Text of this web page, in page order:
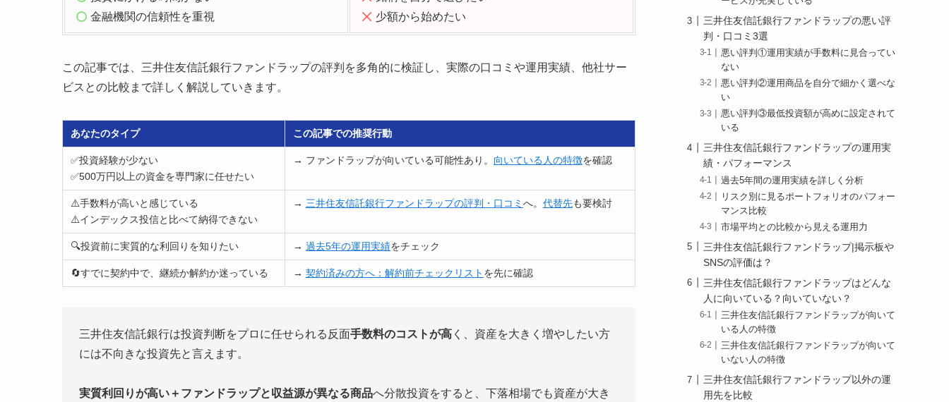
金融機関の信頼性を重視
少額から始めたい
この記事では、三井住友信託銀行ファンドラップの評判を多角的に検証し、実際の口コミや運用実績、他社サー
ビスとの比較まで詳しく解説していきます。
あなたのタイプ この記事での推奨行動
✅投資経験が少ない
✅500万円以上の資金を専門家に任せたい
→ ファンドラップが向いている可能性あり。 向いている人の特徴を確認
⚠️手数料が高いと感じている
⚠️インデックス投信と比べて納得できない
→ 三井住友信託銀行ファンドラップの評判・口コミ へ。 代替先も要検討
🔍投資前に実質的な利回りを知りたい → 過去5年の運用実績をチェック
🔄すでに契約中で、継続か解約か迷っている → 契約済みの方へ：解約前チェックリスト を先に確認
三井住友信託銀行は投資判断をプロに任せられる反面手数料のコストが高 く、資産を大きく増やしたい方
には不向きな投資先と言えます。
実質利回りが高い＋ファンドラップと収益源が異なる商品へ分散投資をすると、下落相場でも資産が大き
三井住友信託銀行ファンドラップの悪い評
判・口コミ3選
悪い評判①運用実績が手数料に見合ってい
ない
悪い評判②運用商品を自分で細かく選べな
い
悪い評判③最低投資額が高めに設定されて
いる
三井住友信託銀行ファンドラップの運用実
績・パフォーマンス
過去5年間の運用実績を詳しく分析
リスク別に見るポートフォリオのパフォー
マンス比較
市場平均との比較から見える運用力
三井住友信託銀行ファンドラップ|掲示板や
SNSの評価は？
三井住友信託銀行ファンドラップはどんな
人に向いている？向いていない？
三井住友信託銀行ファンドラップが向いて
いる人の特徴
三井住友信託銀行ファンドラップが向いて
いない人の特徴
三井住友信託銀行ファンドラップ以外の運
用先を比較